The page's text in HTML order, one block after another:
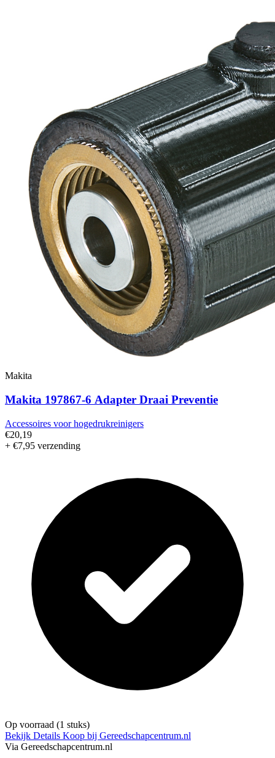
Makita
Makita 197867-6 Adapter Draai Preventie
Accessoires voor hogedrukreinigers
€20,19
+ €7,95 verzending
Op voorraad (1 stuks)
Bekijk Details Koop bij Gereedschapcentrum.nl
Via Gereedschapcentrum.nl